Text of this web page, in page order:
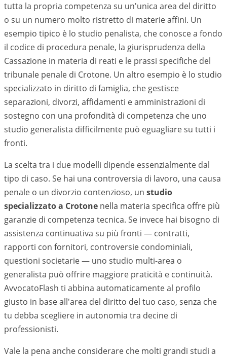
tutta la propria competenza su un'unica area del diritto
o su un numero molto ristretto di materie affini. Un
esempio tipico è lo studio penalista, che conosce a fondo
il codice di procedura penale, la giurisprudenza della
Cassazione in materia di reati e le prassi specifiche del
tribunale penale di Crotone. Un altro esempio è lo studio
specializzato in diritto di famiglia, che gestisce
separazioni, divorzi, affidamenti e amministrazioni di
sostegno con una profondità di competenza che uno
studio generalista difficilmente può eguagliare su tutti i
fronti.
La scelta tra i due modelli dipende essenzialmente dal
tipo di caso. Se hai una controversia di lavoro, una causa
penale o un divorzio contenzioso, un studio
specializzato a Crotone nella materia specifica offre più
garanzie di competenza tecnica. Se invece hai bisogno di
assistenza continuativa su più fronti — contratti,
rapporti con fornitori, controversie condominiali,
questioni societarie — uno studio multi-area o
generalista può offrire maggiore praticità e continuità.
AvvocatoFlash ti abbina automaticamente al profilo
giusto in base all'area del diritto del tuo caso, senza che
tu debba scegliere in autonomia tra decine di
professionisti.
Vale la pena anche considerare che molti grandi studi a